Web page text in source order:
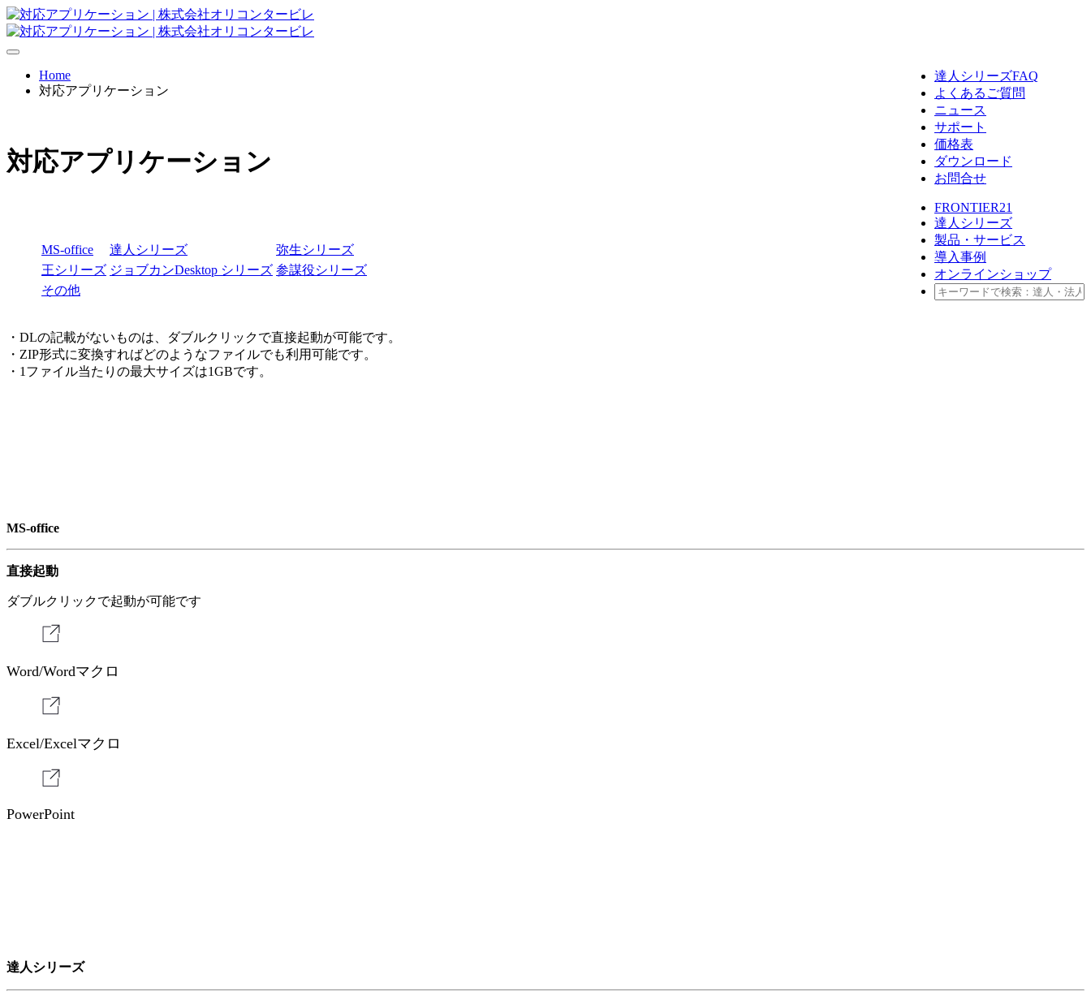
達人シリーズFAQ
よくあるご質問
ニュース
サポート
価格表
ダウンロード
お問合せ
FRONTIER21
クラウドストレージ
管理サイト
達人シリーズ
製品・サービス
デジタル化・AI導入補助金
サーバセット
新規開業おまかせセット
導入事例
オンラインショップ
Home
対応アプリケーション
対応アプリケーション
MS-office 達人シリーズ
弥生シリーズ
王シリーズ ジョブカンDesktop シリーズ 参謀役シリーズ
その他
・DLの記載がないものは、ダブルクリックで直接起動が可能です。
・ZIP形式に変換すればどのようなファイルでも利⽤可能です。
・1ファイル当たりの最⼤サイズは1GBです。
MS-office
直接起動
ダブルクリックで起動が可能です
Word/Wordマクロ
Excel/Excelマクロ
PowerPoint
達人シリーズ